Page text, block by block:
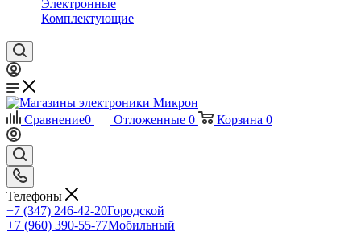
Электронные
Комплектующие
Сравнение0 Отложенные 0 Корзина 0
Телефоны
+7 (347) 246-42-20Городской
+7 (960) 390-55-77Мобильный